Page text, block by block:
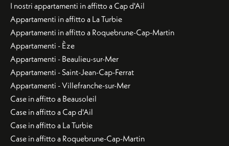
I nostri appartamenti in affitto a Cap d'Ail
Appartamenti in affitto a La Turbie
Appartamenti in affitto a Roquebrune-Cap-Martin
Appartamenti - Èze
Appartamenti - Beaulieu-sur-Mer
Appartamenti - Saint-Jean-Cap-Ferrat
Appartamenti - Villefranche-sur-Mer
Case in affitto a Beausoleil
Case in affitto a Cap d'Ail
Case in affitto a La Turbie
Case in affitto a Roquebrune-Cap-Martin